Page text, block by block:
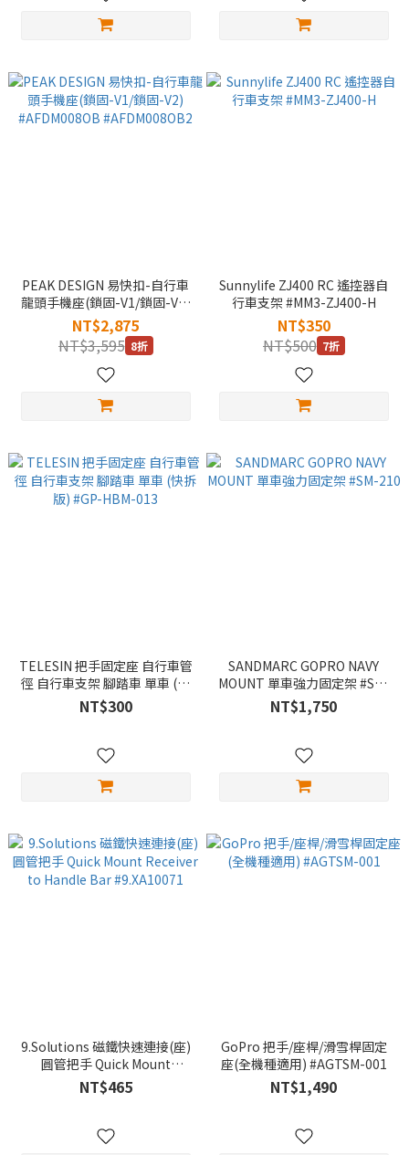
PEAK DESIGN 易快扣-自行車
龍頭手機座(鎖固-V1/鎖固-V2)
#AFDM008OB #AFDM008OB2
NT$2,875
NT$3,595 8折
Sunnylife ZJ400 RC 遙控器自
行車支架 #MM3-ZJ400-H
NT$350
NT$500 7折
TELESIN 把手固定座 自行車管
徑 自行車支架 腳踏車 單車 (快
拆版) #GP-HBM-013
NT$300
SANDMARC GOPRO NAVY
MOUNT 單車強力固定架 #SM-
210
NT$1,750
9.Solutions 磁鐵快速連接(座)
圓管把手 Quick Mount
Receiver to Handle Bar
#9.XA10071
NT$465
GoPro 把手/座桿/滑雪桿固定
座(全機種適用) #AGTSM-001
NT$1,490